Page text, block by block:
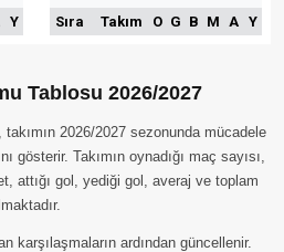
Y Sıra Takım O G B M A Y
Tablosu 2026/2027
2026/2027 sezonunda mücadele
gösterir. Takımın oynadığı maç sayısı,
attığı gol, yediği gol, averaj ve toplam
karşılaşmaların ardından güncellenir.